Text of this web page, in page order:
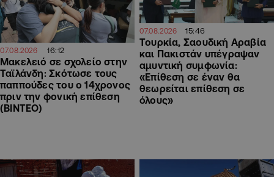
07.08.2026 16:12
Μακελειό σε σχολείο στην
Ταϊλάνδη: Σκότωσε τους
παππούδες του ο 14χρονος
πριν την φονική επίθεση
(ΒΙΝΤΕΟ)
07.08.2026 15:46
Τουρκία, Σαουδική Αραβία
και Πακιστάν υπέγραψαν
αμυντική συμφωνία:
«Επίθεση σε έναν θα
θεωρείται επίθεση σε
όλους»